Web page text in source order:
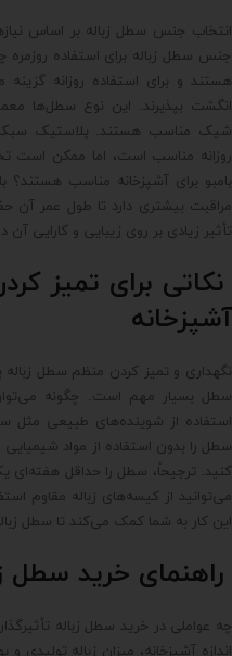
انتخاب جنس سطل زباله بر اساس
جنس سطل زباله برای استفاده
هستند و برای استفاده روزانه گزینه
انگشت بپذیرند. این نوع سطل‌ها
شیک مناسب هستند. پلاستیک سبک
روزانه مناسب است، اما ممکن است
بامبو برای آشپزخانه مناسب هستند؟
مراقبت بیشتری دارد تا طول عمر
تأثیر زیادی بر روی زیبایی و کارایی آن
نکاتی برای تمیز
آشپزخانه
نگهداری و تمیز کردن منظم سطل زباله
سطل بسیار مهم است. چگونه
استفاده از شوینده‌های طبیعی
سطل را بدون استفاده از مواد
کنید. ترجیحاً، سطل را حداقل هفته‌ای
می‌توانید از کیسه‌های زباله مقاوم
این کار به شما کمک می‌کند تا سطل
راهنمای خرید سطل
چه عواملی در خرید سطل زباله
اندازه آشپزخانه، میزان زباله تولیدی